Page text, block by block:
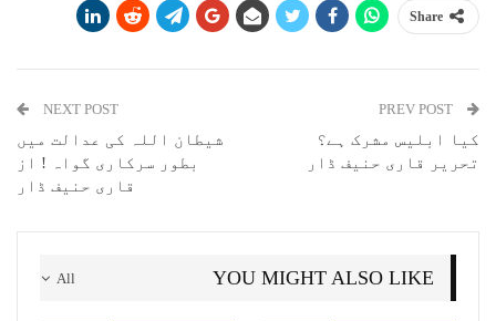
Share
کیا ابلیس مشرک ہے؟
تحریر قاری حنیف ڈار
NEXT POST
شیطان اللہ کی عدالت میں
بطور سرکاری گواہ ! از
قاری حنیف ڈار
All YOU MIGHT ALSO LIKE